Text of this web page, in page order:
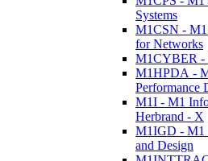
Systems
M1CSN - M1
for Networks
M1CYBER -
M1HPDA -
Performance
M1I - M1
Herbrand - X
M1IGD - M1
and Design